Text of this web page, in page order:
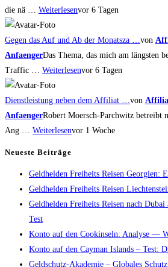
die nä … Weiterlesenvor 6 Tagen
Gegen das Auf und Ab der Monatsza … von
AnfaengerDas Thema, das mich am längsten
Traffic … Weiterlesenvor 6 Tagen
Dienstleistung neben dem Affiliat … von
AnfaengerRobert Moersch-Parchwitz betreibt
Ang … Weiterlesenvor 1 Woche
Neueste Beiträge
Geldhelden Freiheits Reisen Georgien:
Geldhelden Freiheits Reisen
Geldhelden Freiheits Reisen nach
Test
Konto auf den Cookinseln: Analyse —
Konto auf den Cayman Islands – Test:
Geldschutz-Akademie – Globales